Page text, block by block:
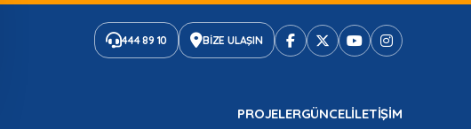
444 89 10 BİZE ULAŞIN
PROJELERGÜNCELILETIŞIM